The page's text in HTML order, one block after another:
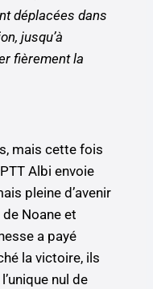
déplacées dans
jusqu’à
fièrement la
mais cette fois
Albi envoie
pleine d’avenir
Noane et
a payé
la victoire, ils
nul de